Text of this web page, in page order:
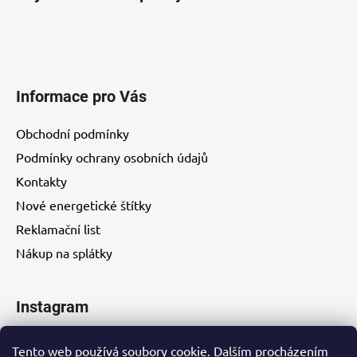
Tento web používá soubory cookie. Dalším procházením
Informace pro Vás
Obchodní podmínky
Podmínky ochrany osobních údajů
Kontakty
Nové energetické štítky
Reklamační list
Nákup na splátky
Instagram